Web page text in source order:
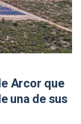
Arcor que
una de sus